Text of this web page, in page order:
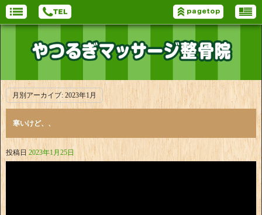
月別アーカイブ: 2023年1月
寒いけど、、
投稿日 2023年1月25日